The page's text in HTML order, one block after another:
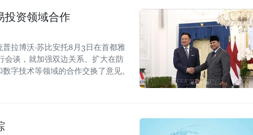
投资领域合作
拉博沃·苏比安托8月3日在首都雅
会谈，就加强双边关系、扩大在防
字技术等领域的合作交换了意见。